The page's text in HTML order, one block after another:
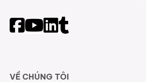
VỀ CHÚNG TÔI